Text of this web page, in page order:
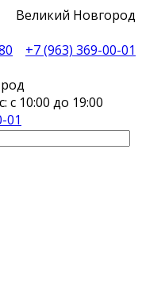
Великий Новгород
+7 (963) 369-00-01
10:00 до 19:00
01